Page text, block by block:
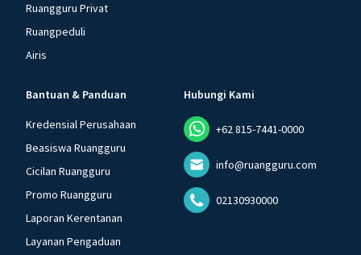
Ruangguru Privat
Ruangpeduli
Airis
Bantuan & Panduan
Kredensial Perusahaan
Beasiswa Ruangguru
Cicilan Ruangguru
Promo Ruangguru
Laporan Kerentanan
Layanan Pengaduan
Hubungi Kami
+62 815-7441-0000
info@ruangguru.com
02130930000